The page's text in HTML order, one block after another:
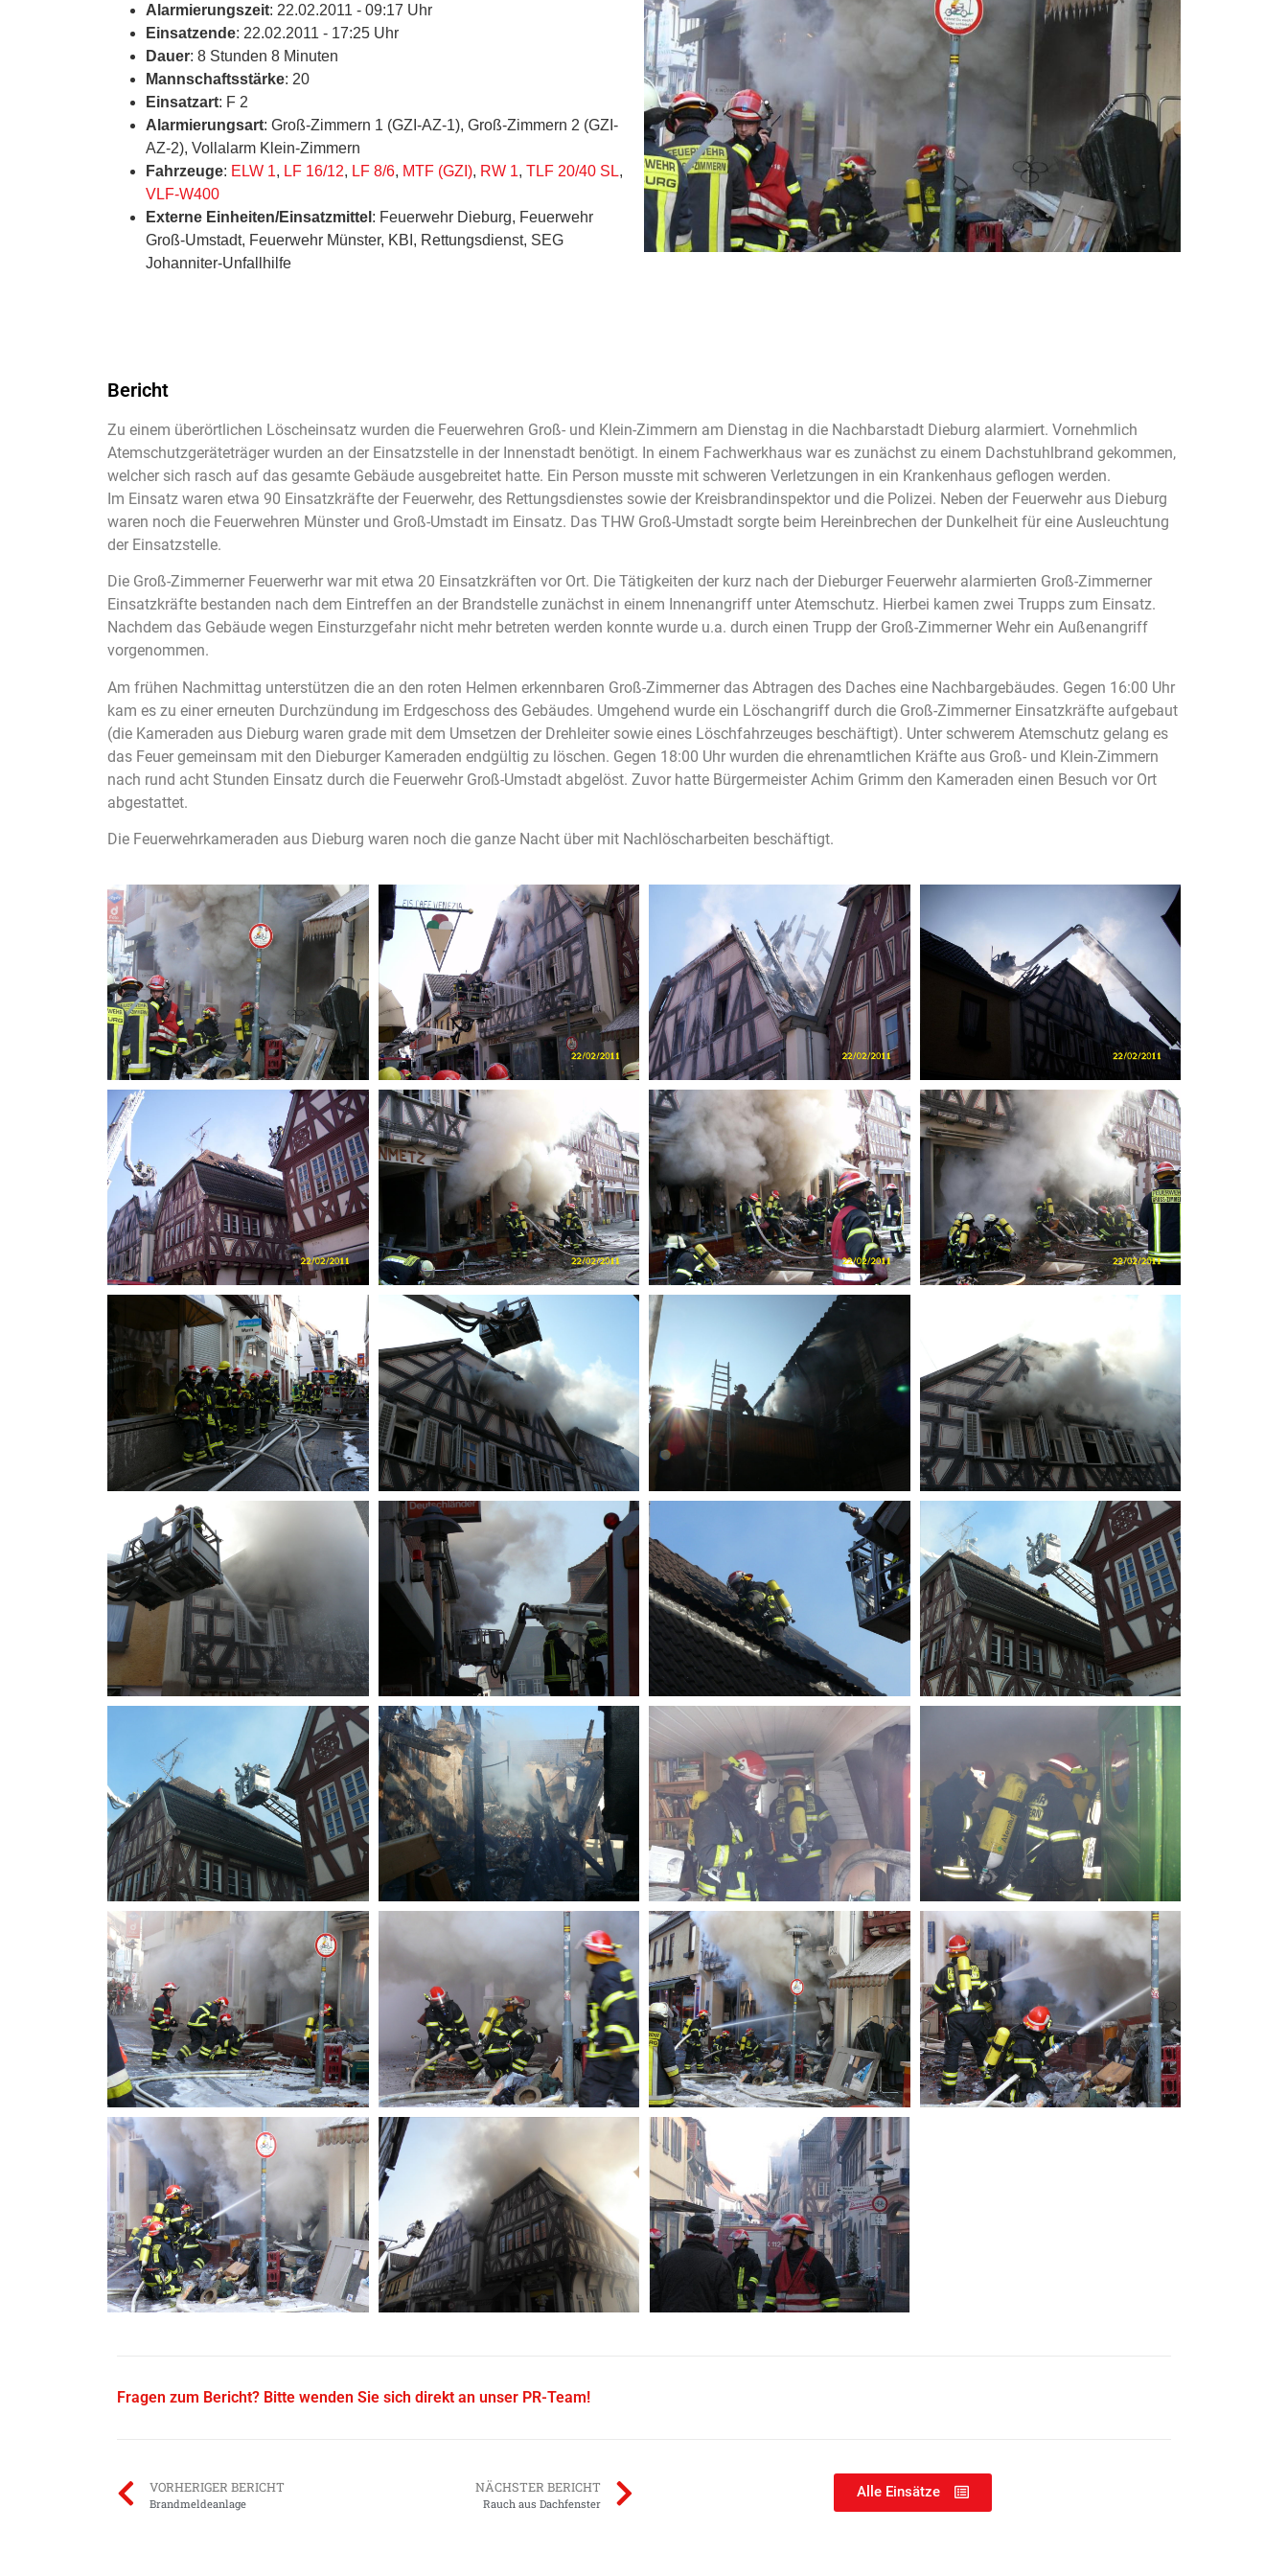
Alarmierungszeit: 22.02.2011 - 09:17 Uhr
Einsatzende: 22.02.2011 - 17:25 Uhr
Dauer: 8 Stunden 8 Minuten
Mannschaftsstärke: 20
Einsatzart: F 2
Alarmierungsart: Groß-Zimmern 1 (GZI-AZ-1), Groß-Zimmern 2 (GZI-
AZ-2), Vollalarm Klein-Zimmern
Fahrzeuge: ELW 1, LF 16/12, LF 8/6, MTF (GZI), RW 1, TLF 20/40 SL,
VLF-W400
Externe Einheiten/Einsatzmittel : Feuerwehr Dieburg, Feuerwehr
Groß-Umstadt, Feuerwehr Münster, KBI, Rettungsdienst, SEG
Johanniter-Unfallhilfe
Bericht
Zu einem überörtlichen Löscheinsatz wurden die Feuerwehren Groß- und Klein-Zimmern am Dienstag in die Nachbarstadt Dieburg alarmiert. Vornehmlich
Atemschutzgeräteträger wurden an der Einsatzstelle in der Innenstadt benötigt. In einem Fachwerkhaus war es zunächst zu einem Dachstuhlbrand gekommen,
welcher sich rasch auf das gesamte Gebäude ausgebreitet hatte. Ein Person musste mit schweren Verletzungen in ein Krankenhaus geflogen werden.
Im Einsatz waren etwa 90 Einsatzkräfte der Feuerwehr, des Rettungsdienstes sowie der Kreisbrandinspektor und die Polizei. Neben der Feuerwehr aus Dieburg
waren noch die Feuerwehren Münster und Groß-Umstadt im Einsatz. Das THW Groß-Umstadt sorgte beim Hereinbrechen der Dunkelheit für eine Ausleuchtung
der Einsatzstelle.
Die Groß-Zimmerner Feuerwerhr war mit etwa 20 Einsatzkräften vor Ort. Die Tätigkeiten der kurz nach der Dieburger Feuerwehr alarmierten Groß-Zimmerner
Einsatzkräfte bestanden nach dem Eintreffen an der Brandstelle zunächst in einem Innenangriff unter Atemschutz. Hierbei kamen zwei Trupps zum Einsatz.
Nachdem das Gebäude wegen Einsturzgefahr nicht mehr betreten werden konnte wurde u.a. durch einen Trupp der Groß-Zimmerner Wehr ein Außenangriff
vorgenommen.
Am frühen Nachmittag unterstützen die an den roten Helmen erkennbaren Groß-Zimmerner das Abtragen des Daches eine Nachbargebäudes. Gegen 16:00 Uhr
kam es zu einer erneuten Durchzündung im Erdgeschoss des Gebäudes. Umgehend wurde ein Löschangriff durch die Groß-Zimmerner Einsatzkräfte aufgebaut
(die Kameraden aus Dieburg waren grade mit dem Umsetzen der Drehleiter sowie eines Löschfahrzeuges beschäftigt). Unter schwerem Atemschutz gelang es
das Feuer gemeinsam mit den Dieburger Kameraden endgültig zu löschen. Gegen 18:00 Uhr wurden die ehrenamtlichen Kräfte aus Groß- und Klein-Zimmern
nach rund acht Stunden Einsatz durch die Feuerwehr Groß-Umstadt abgelöst. Zuvor hatte Bürgermeister Achim Grimm den Kameraden einen Besuch vor Ort
abgestattet.
Die Feuerwehrkameraden aus Dieburg waren noch die ganze Nacht über mit Nachlöscharbeiten beschäftigt.
Fragen zum Bericht? Bitte wenden Sie sich direkt an unser PR-Team!
VORHERIGER BERICHT
Brandmeldeanlage
NÄCHSTER BERICHT
Rauch aus Dachfenster
Alle Einsätze